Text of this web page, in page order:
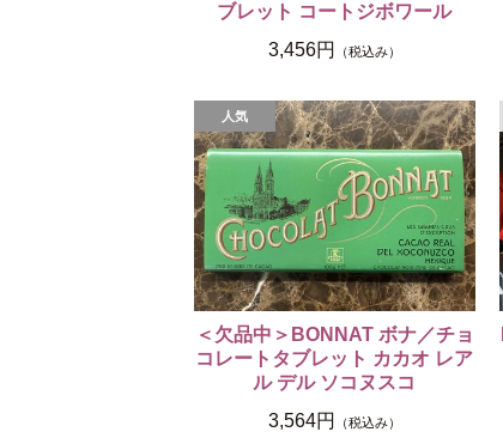
ブレット コートジボワール
3,456円
（税込み）
＜欠品中＞BONNAT ボナ／チョ
コレートタブレット カカオ レア
ル デル ソコヌスコ
3,564円
（税込み）